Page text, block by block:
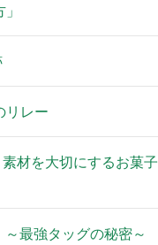
リレー
材を大切にするお菓子
最強タッグの秘密～